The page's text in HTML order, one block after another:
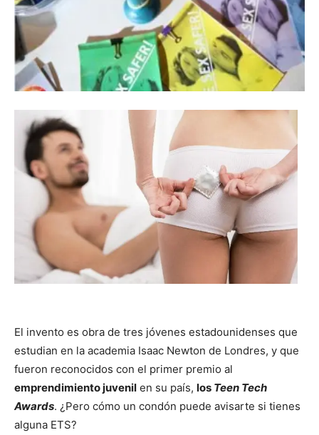
El invento es obra de tres jóvenes estadounidenses que
estudian en la academia Isaac Newton de Londres, y que
fueron reconocidos con el primer premio al
emprendimiento juvenil en su país, los Teen Tech
Awards. ¿Pero cómo un condón puede avisarte si tienes
alguna ETS?